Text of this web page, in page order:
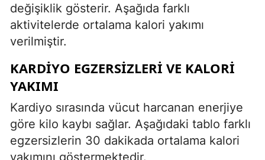
değişiklik gösterir. Aşağıda farklı
aktivitelerde ortalama kalori yakımı
verilmiştir.
KARDIYO EGZERSIZLERI VE KALORI
YAKIMI
Kardiyo sırasında vücut harcanan enerjiye
göre kilo kaybı sağlar. Aşağıdaki tablo farklı
egzersizlerin 30 dakikada ortalama kalori
yakımını göstermektedir.